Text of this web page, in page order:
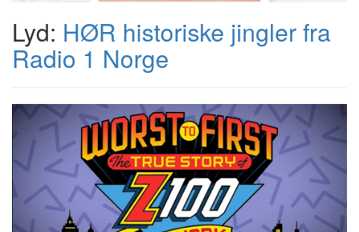
Lyd: HØR historiske jingler fra
Radio 1 Norge